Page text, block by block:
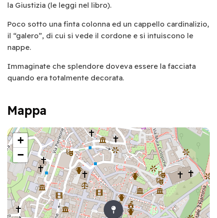
la Giustizia (le leggi nel libro).
Poco sotto una finta colonna ed un cappello cardinalizio,
il “galero”, di cui si vede il cordone e si intuiscono le
nappe.
Immaginate che splendore doveva essere la facciata
quando era totalmente decorata.
Mappa
+
−